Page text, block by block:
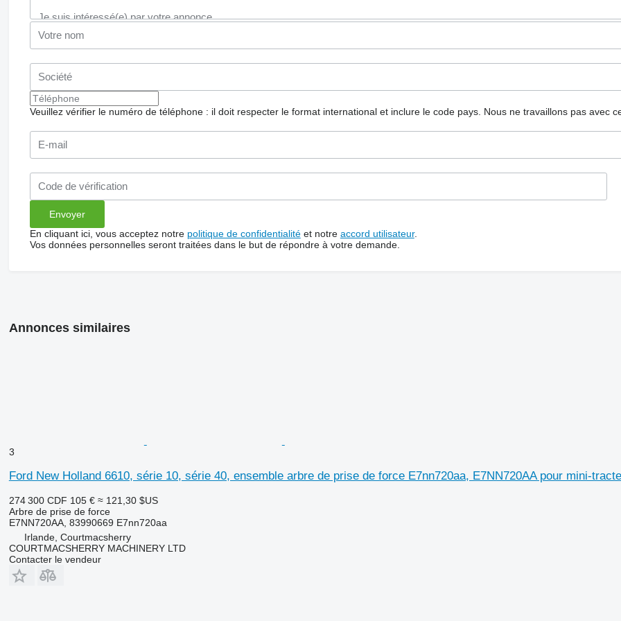
Veuillez vérifier le numéro de téléphone : il doit respecter le format international et inclure le code pays. Nous ne travaillons pas avec
En cliquant ici, vous acceptez notre politique de confidentialitéet notre accord utilisateur.
Vos données personnelles seront traitées dans le but de répondre à votre demande.
Annonces similaires
3
Ford New Holland 6610, série 10, série 40, ensemble arbre de prise de force E7nn720aa, E7NN720AA pour mini-
274 300 CDF 105 € ≈ 121,30 $US
Arbre de prise de force
E7NN720AA, 83990669 E7nn720aa
Irlande, Courtmacsherry
COURTMACSHERRY MACHINERY LTD
Contacter le vendeur